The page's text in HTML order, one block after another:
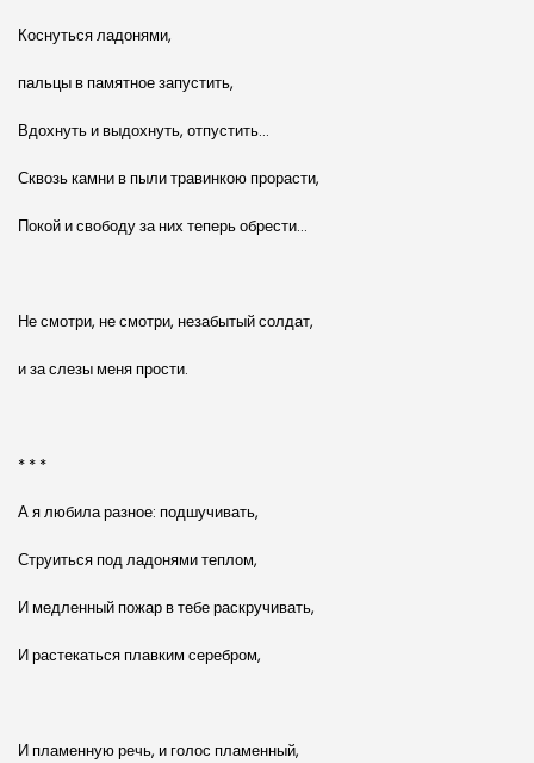
Коснуться ладонями,
пальцы в памятное запустить,
Вдохнуть и выдохнуть, отпустить…
Сквозь камни в пыли травинкою прорасти,
Покой и свободу за них теперь обрести…
Не смотри, не смотри, незабытый солдат,
и за слезы меня прости.
* * *
А я любила разное: подшучивать,
Струиться под ладонями теплом,
И медленный пожар в тебе раскручивать,
И растекаться плавким серебром,
И пламенную речь, и голос пламенный,